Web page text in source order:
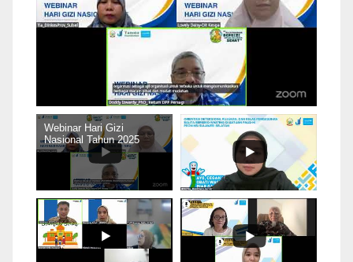
Webinar Hari Gizi
Nasional Tahun 2025